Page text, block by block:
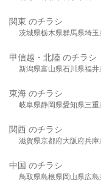
関東 のチラシ
茨城県栃木県群馬県埼玉
甲信越・北陸 のチラシ
新潟県富山県石川県福井
東海 のチラシ
岐阜県静岡県愛知県三重
関西 のチラシ
滋賀県京都府大阪府兵庫
中国 のチラシ
鳥取県島根県岡山県広島